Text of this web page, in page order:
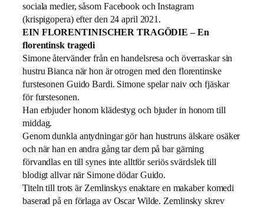
sociala medier, såsom Facebook och Instagram
(krispigopera) efter den 24 april 2021.
EIN FLORENTINISCHER TRAGÖDIE – En
florentinsk tragedi
Simone återvänder från en handelsresa och överraskar sin
hustru Bianca när hon är otrogen med den florentinske
furstesonen Guido Bardi. Simone spelar naiv och fjäskar
för furstesonen.
Han erbjuder honom klädestyg och bjuder in honom till
middag.
Genom dunkla antydningar gör han hustruns älskare osäker
och när han en andra gång tar dem på bar gärning
förvandlas en till synes inte alltför seriös svärdslek till
blodigt allvar när Simone dödar Guido.
Titeln till trots är Zemlinskys enaktare en makaber komedi
baserad på en förlaga av Oscar Wilde. Zemlinsky skrev